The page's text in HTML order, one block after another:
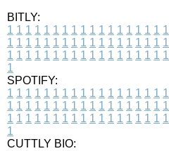
BITLY:
1 1 1 1 1 1 1 1 1 1 1 1 1 1 1 1 1 1
1 1 1 1 1 1 1 1 1 1 1 1 1 1 1 1 1 1
1 1 1 1 1 1 1 1 1 1 1 1 1 1 1 1 1 1
1
SPOTIFY:
1 1 1 1 1 1 1 1 1 1 1 1 1 1 1 1 1 1
1 1 1 1 1 1 1 1 1 1 1 1 1 1 1 1 1 1
1 1 1 1 1 1 1 1 1 1 1 1 1 1 1 1 1 1
1
CUTTLY BIO: